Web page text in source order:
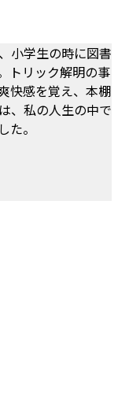
小学生の時に図書
トリック解明の事
快感を覚え、本棚
、私の人生の中で
。